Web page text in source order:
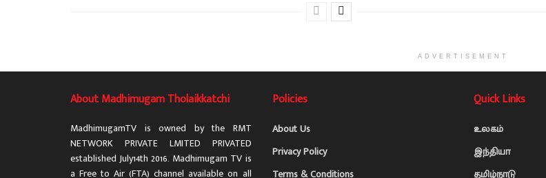
ADVERTISEMENT
About Madhimugam Tholaikkatchi
MadhimugamTV is owned by the RMT
NETWORK PRIVATE LMITED PRIVATED
established July14th 2016. Madhimugam TV is
a Free to Air (FTA) channel available on all
Policies
About Us
Privacy Policy
Terms & Conditions
Quick Links
உலகம்
இந்தியா
தமிழ்நாடு